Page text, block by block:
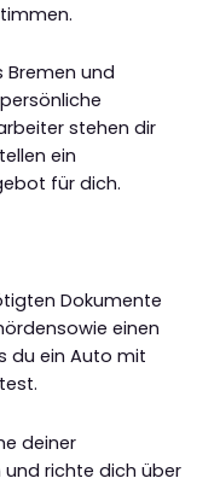
Bremen und
stehen dir
ein
für dich.
Dokumente
einen
du ein Auto mit
deiner
und richte dich über